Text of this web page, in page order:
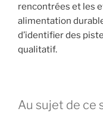
rencontrées et les
alimentation
d’identifier des
qualitatif.
Au sujet de ce